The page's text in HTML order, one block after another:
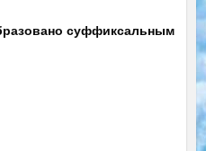
суффиксальным